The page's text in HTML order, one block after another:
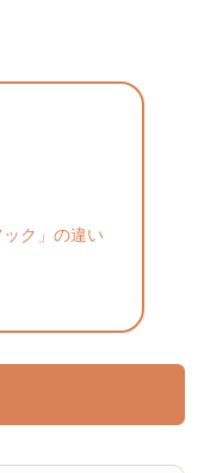
ック」の違い